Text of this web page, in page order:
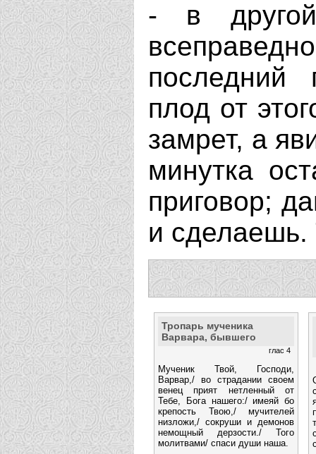
- в
последний
плод от
замрет, а
минутка
приговор;
и сделаешь.
Тропарь мученика
Варвара, бывшего
глас 4
Мученик Твой, Господи,
Варвар,/ во страдании своем
венец прият нетленный от
Тебе, Бога нашего:/ имеяй бо
крепость Твою,/ мучителей
низложи,/ сокруши и демонов
немощный дерзости./ Того
молитвами/ спаси души наша.